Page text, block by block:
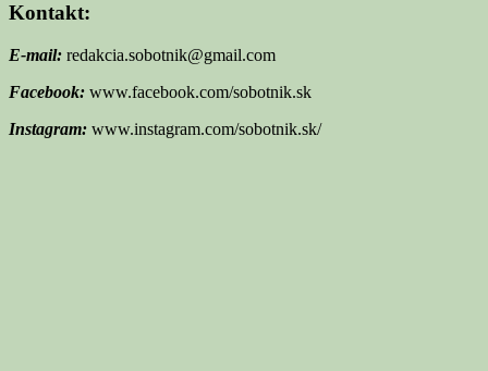
Kontakt:
E-mail: redakcia.sobotnik@gmail.com
Facebook: www.facebook.com/sobotnik.sk
Instagram: www.instagram.com/sobotnik.sk/